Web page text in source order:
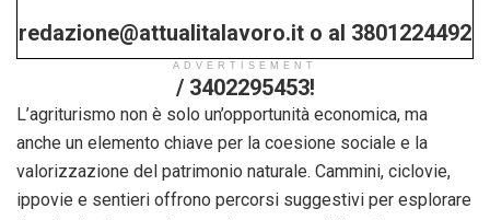
redazione@attualitalavoro.it o al 3801224492
/ 3402295453!
ADVERTISEMENT
L’agriturismo non è solo un’opportunità economica, ma
anche un elemento chiave per la coesione sociale e la
valorizzazione del patrimonio naturale. Cammini, ciclovie,
ippovie e sentieri offrono percorsi suggestivi per esplorare